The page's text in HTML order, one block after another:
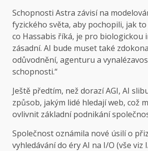
Schopnosti Astra závisí na
fyzického světa, aby pochopili, jak
co Hassabis říká, je pro biologickou
zásadní. AI bude muset také
odůvodnění, agenturu a
schopnosti.“
Ještě předtím, než dorazí AGI, AI
způsob, jakým lidé hledají web, což
ovlivnit základní podnikání
Společnost oznámila nové úsilí o
vyhledávání do éry AI na I/O (vše viz